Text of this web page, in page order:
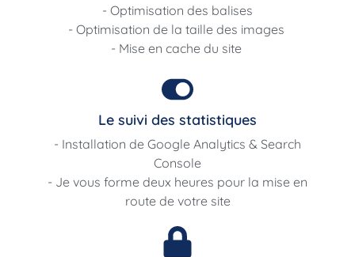
- Optimisation des balises
- Optimisation de la taille des images
- Mise en cache du site
Le suivi des statistiques
- Installation de Google Analytics & Search
Console
- Je vous forme deux heures pour la mise en
route de votre site